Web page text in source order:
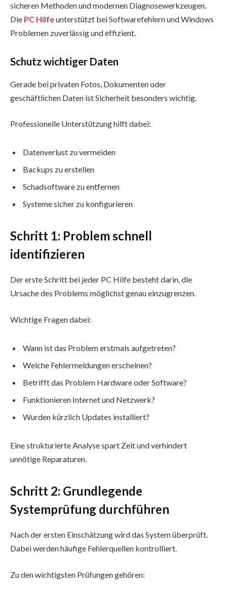
sicheren Methoden und modernen Diagnosewerkzeugen.
Die PC Hilfeunterstützt bei Softwarefehlern und Windows
Problemen zuverlässig und effizient.
Schutz wichtiger Daten
Gerade bei privaten Fotos, Dokumenten oder
geschäftlichen Daten ist Sicherheit besonders wichtig.
Professionelle Unterstützung hilft dabei:
Datenverlust zu vermeiden
Backups zu erstellen
Schadsoftware zu entfernen
Systeme sicher zu konfigurieren
Schritt 1: Problem schnell
identifizieren
Der erste Schritt bei jeder PC Hilfe besteht darin, die
Ursache des Problems möglichst genau einzugrenzen.
Wichtige Fragen dabei:
Wann ist das Problem erstmals aufgetreten?
Welche Fehlermeldungen erscheinen?
Betrifft das Problem Hardware oder Software?
Funktionieren Internet und Netzwerk?
Wurden kürzlich Updates installiert?
Eine strukturierte Analyse spart Zeit und verhindert
unnötige Reparaturen.
Schritt 2: Grundlegende
Systemprüfung durchführen
Nach der ersten Einschätzung wird das System überprüft.
Dabei werden häufige Fehlerquellen kontrolliert.
Zu den wichtigsten Prüfungen gehören: